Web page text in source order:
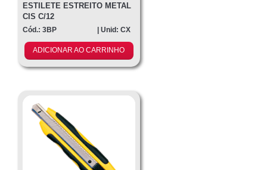
ESTILETE ESTREITO METAL
CIS C/12
Cód.: 3BP | Unid: CX
ADICIONAR AO CARRINHO